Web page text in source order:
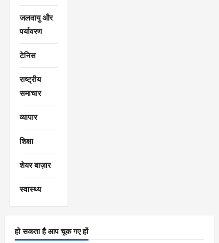
जलवायु और
पर्यावरण
टेनिस
राष्ट्रीय
समाचार
व्यापार
शिक्षा
शेयर बाज़ार
स्वास्थ्य
हो सकता है आप चूक गए हों